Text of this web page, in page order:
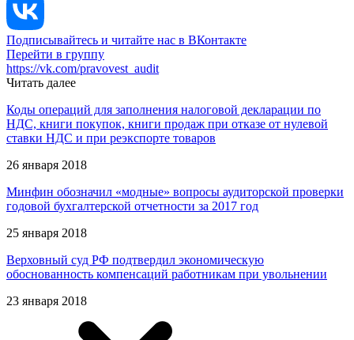
Подписывайтесь и читайте нас в ВКонтакте
Перейти в группу
https://vk.com/pravovest_audit
Читать далее
Коды операций для заполнения налоговой декларации по
НДС, книги покупок, книги продаж при отказе от нулевой
ставки НДС и при реэкспорте товаров
26 января 2018
Минфин обозначил «модные» вопросы аудиторской проверки
годовой бухгалтерской отчетности за 2017 год
25 января 2018
Верховный суд РФ подтвердил экономическую
обоснованность компенсаций работникам при увольнении
23 января 2018